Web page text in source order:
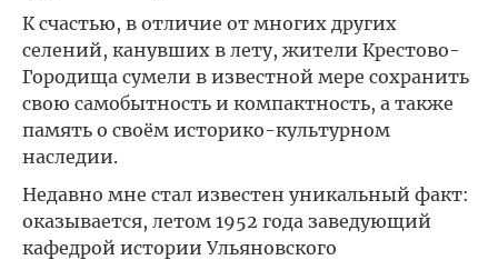
К счастью, в отличие от многих других
селений, канувших в лету, жители Крестово-
Городища сумели в известной мере сохранить
свою самобытность и компактность, а также
память о своём историко-культурном
наследии.
Недавно мне стал известен уникальный факт:
оказывается, летом 1952 года заведующий
кафедрой истории Ульяновского